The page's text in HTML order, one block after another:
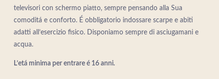
televisori con schermo piatto, sempre pensando alla Sua
comoditá e conforto. É obbligatorio indossare scarpe e abiti
adatti all’esercizio fisico. Disponiamo sempre di asciugamani e
acqua.
L’etá minima per entrare é 16 anni.